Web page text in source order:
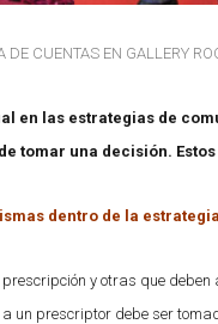
DE CUENTAS EN GALLERY
en las estrategias de
tomar una decisión.
dentro de la
y otras que
un prescriptor debe ser